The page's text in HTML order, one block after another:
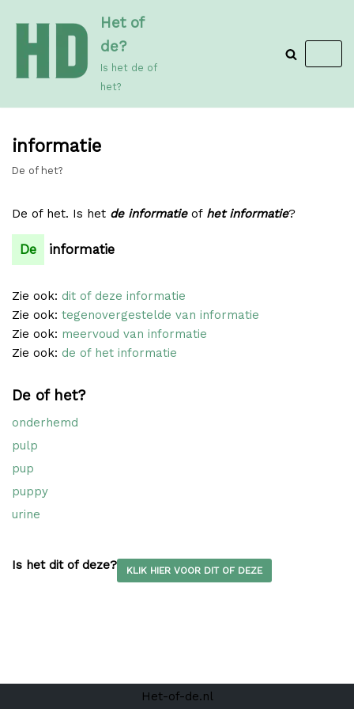
de
inhoud
Het of
de?
Is het de of
het?
informatie
De of het?
De of het. Is het de informatieof het informatie?
De informatie
Zie ook: dit of deze informatie
Zie ook: tegenovergestelde van informatie
Zie ook: meervoud van informatie
Zie ook: de of het informatie
De of het?
onderhemd
pulp
pup
puppy
urine
Is het dit of deze? KLIK HIER VOOR DIT OF DEZE
Het-of-de.nl